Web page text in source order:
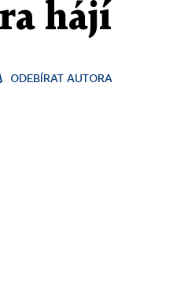
hájí
ODEBÍRAT AUTORA